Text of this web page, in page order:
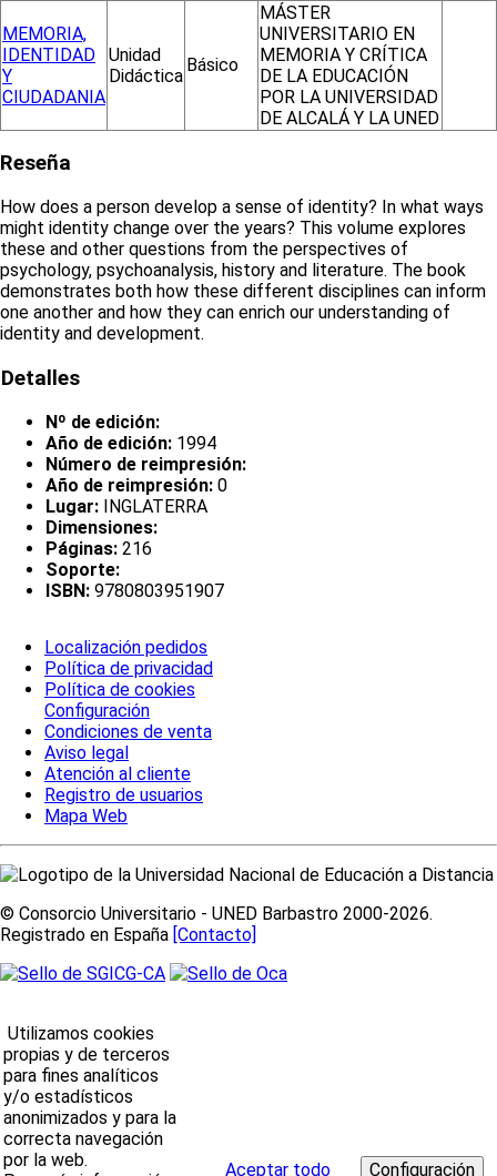
MEMORIA,
IDENTIDAD
Y
CIUDADANIA
Unidad
Didáctica
Básico
MÁSTER
UNIVERSITARIO EN
MEMORIA Y CRÍTICA
DE LA EDUCACIÓN
POR LA UNIVERSIDAD
DE ALCALÁ Y LA UNED
Reseña
How does a person develop a sense of identity? In what ways
might identity change over the years? This volume explores
these and other questions from the perspectives of
psychology, psychoanalysis, history and literature. The book
demonstrates both how these different disciplines can inform
one another and how they can enrich our understanding of
identity and development.
Detalles
Nº de edición:
Año de edición: 1994
Número de reimpresión:
Año de reimpresión: 0
Lugar: INGLATERRA
Dimensiones:
Páginas: 216
Soporte:
ISBN: 9780803951907
Localización pedidos
Política de privacidad
Política de cookies
Configuración
Condiciones de venta
Aviso legal
Atención al cliente
Registro de usuarios
Mapa Web
© Consorcio Universitario - UNED Barbastro 2000-2026.
Registrado en España [Contacto]
Utilizamos cookies
propias y de terceros
para fines analíticos
y/o estadísticos
anonimizados y para la
correcta navegación
por la web.
Aceptar todo